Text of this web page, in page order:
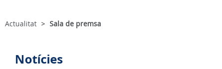
Actualitat Sala de premsa
Notícies